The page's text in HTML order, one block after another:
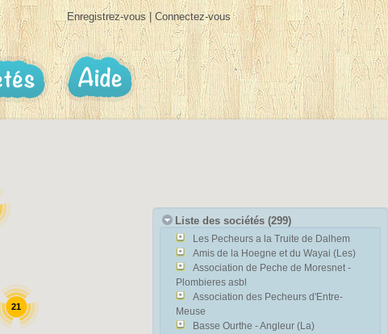
Enregistrez-vous|Connectez-vous
21
Liste des sociétés (299)
Les Pecheurs a la Truite de Dalhem
Amis de la Hoegne et du Wayai (Les)
Association de Peche de Moresnet -
Plombieres asbl
Association des Pecheurs d'Entre-
Meuse
Basse Ourthe - Angleur (La)